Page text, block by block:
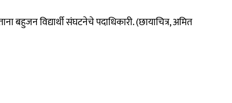
बहुजन विद्यार्थी संघटनेचे पदाधिकारी. (छायाचित्र, अमित